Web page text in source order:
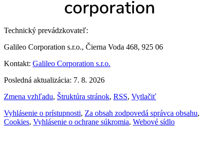
Technický prevádzkovateľ:
Galileo Corporation s.r.o., Čierna Voda 468, 925 06
Kontakt: Galileo Corporation s.r.o.
Posledná aktualizácia: 7. 8. 2026
Zmena vzhľadu, Štruktúra stránok, RSS, Vytlačiť
Vyhlásenie o prístupnosti, Za obsah zodpovedá správca obsahu,
Cookies, Vyhlásenie o ochrane súkromia, Webové sídlo